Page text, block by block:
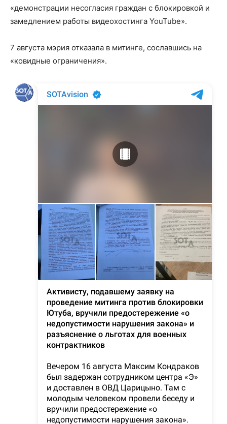
«демонстрации несогласия граждан с блокировкой и
замедлением работы видеохостинга YouTube».
7 августа мэрия отказала в митинге, сославшись на
«ковидные ограничения».